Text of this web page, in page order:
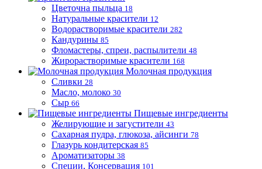
Цветочна пыльца 18
Натуральные красители 12
Водорастворимые красители 282
Кандурины 85
Фломастеры, спреи, распылители 48
Жирорастворимые красители 168
Молочная продукция
Сливки 28
Масло, молоко 30
Сыр 66
Пищевые ингредиенты
Желирующие и загустители 43
Сахарная пудра, глюкоза, айсинги 78
Глазурь кондитерская 85
Ароматизаторы 38
Специи, Консервация 101